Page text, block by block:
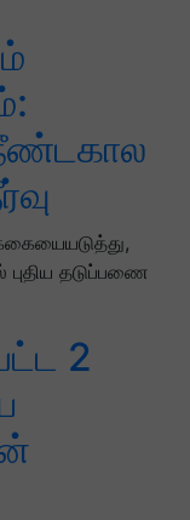
புதிய தடுப்பணை
2